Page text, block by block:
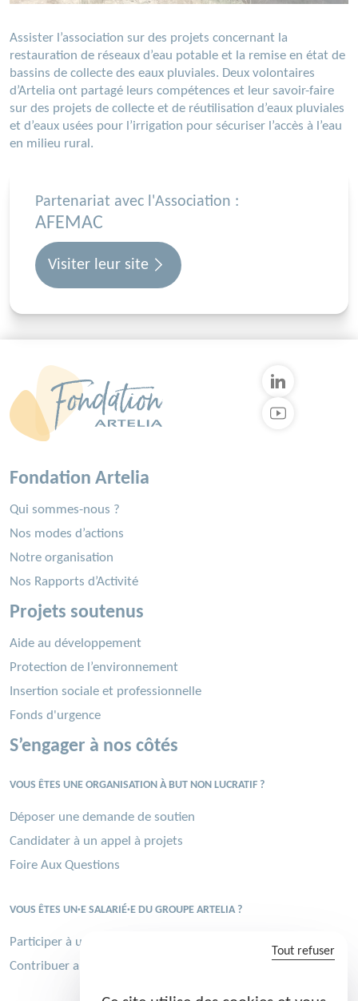
Assister l’association sur des projets concernant la
restauration de réseaux d’eau potable et la remise en état de
bassins de collecte des eaux pluviales. Deux volontaires
d’Artelia ont partagé leurs compétences et leur savoir-faire
sur des projets de collecte et de réutilisation d’eaux pluviales
et d’eaux usées pour l’irrigation pour sécuriser l’accès à l’eau
en milieu rural.
Partenariat avec l'Association :
AFEMAC
Visiter leur site
Fondation Artelia
Qui sommes-nous ?
Nos modes d’actions
Notre organisation
Nos Rapports d’Activité
Projets soutenus
Aide au développement
Protection de l’environnement
Insertion sociale et professionnelle
Fonds d'urgence
S’engager à nos côtés
VOUS ÊTES UNE ORGANISATION À BUT NON LUCRATIF ?
Déposer une demande de soutien
Candidater à un appel à projets
Foire Aux Questions
VOUS ÊTES UN·E SALARIÉ·E DU GROUPE ARTELIA ?
Participer à une mission solidaire
Contribuer au Challenge sportif
Tout refuser